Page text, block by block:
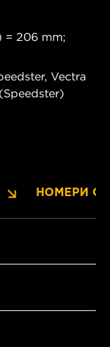
= 206 mm;
Vectra
НОМЕРИ OE